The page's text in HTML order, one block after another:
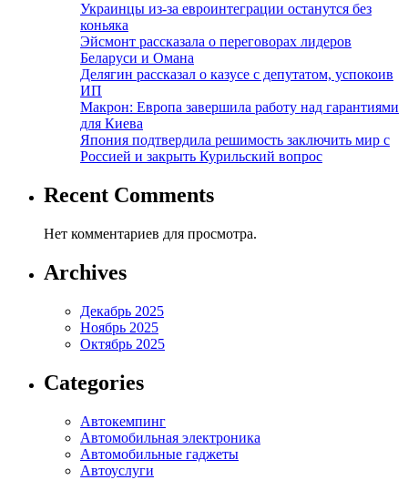
Украинцы из-за евроинтеграции останутся без
коньяка
Эйсмонт рассказала о переговорах лидеров
Беларуси и Омана
Делягин рассказал о казусе с депутатом, успокоив
ИП
Макрон: Европа завершила работу над гарантиями
для Киева
Япония подтвердила решимость заключить мир с
Россией и закрыть Курильский вопрос
Recent Comments
Нет комментариев для просмотра.
Archives
Декабрь 2025
Ноябрь 2025
Октябрь 2025
Categories
Автокемпинг
Автомобильная электроника
Автомобильные гаджеты
Автоуслуги